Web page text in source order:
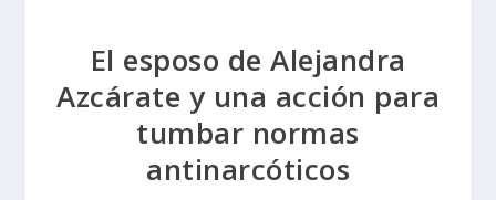
El esposo de Alejandra
Azcárate y una acción para
tumbar normas
antinarcóticos